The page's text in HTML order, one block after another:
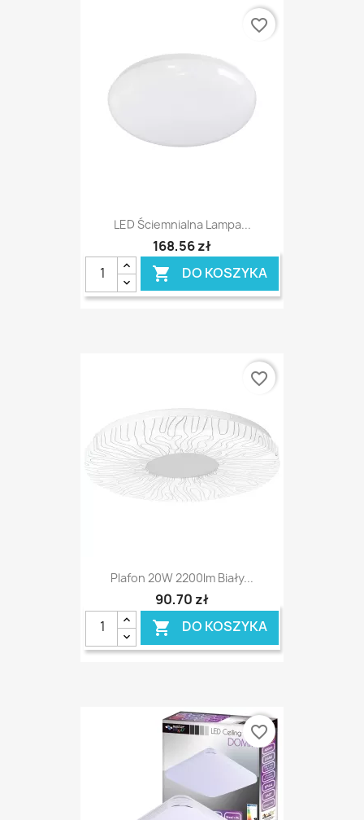
LED Ściemnialna Lampa...
168,56 zł
 DO KOSZYKA
favorite_border
Plafon 20W 2200lm Biały...
90,70 zł
 DO KOSZYKA
favorite_border
favorite_border